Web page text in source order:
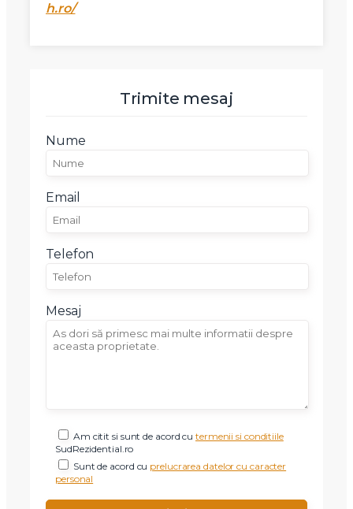
h.ro/
Trimite mesaj
Nume
Email
Telefon
Mesaj
Am citit si sunt de acord cutermenii si conditiile
SudRezidential.ro
Sunt de acord cu prelucrarea datelor cu caracter
personal
Nume